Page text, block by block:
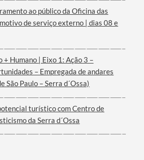
ao público da Oficina das
de serviço externo | dias 08 e
+ Humano | Eixo 1: Ação 3 –
– Empregada de andares
São Paulo – Serra d´Ossa)
turístico com Centro de
da Serra d´Ossa